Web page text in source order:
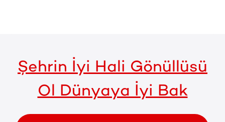
Şehrin İyi Hali Gönüllüsü
Ol Dünyaya İyi Bak